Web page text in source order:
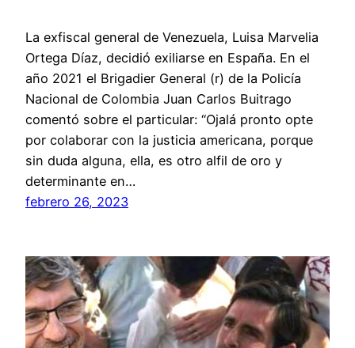
La exfiscal general de Venezuela, Luisa Marvelia
Ortega Díaz, decidió exiliarse en España. En el
año 2021 el Brigadier General (r) de la Policía
Nacional de Colombia Juan Carlos Buitrago
comentó sobre el particular: “Ojalá pronto opte
por colaborar con la justicia americana, porque
sin duda alguna, ella, es otro alfil de oro y
determinante en…
febrero 26, 2023